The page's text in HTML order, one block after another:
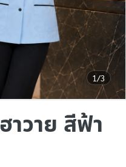
1/3
าวาย สีฟ้า